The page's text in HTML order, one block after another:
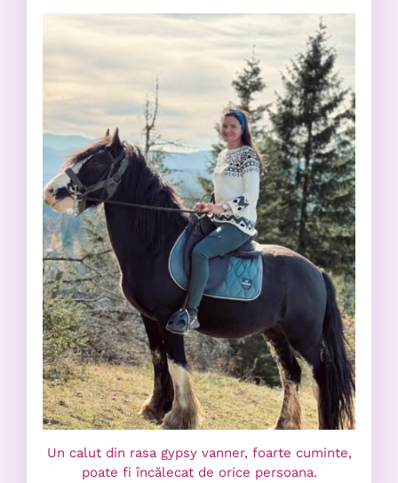
Un calut din rasa gypsy vanner, foarte cuminte,
poate fi încălecat de orice persoana.